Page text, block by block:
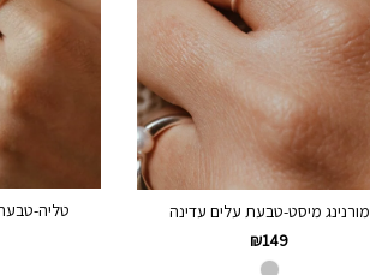
מורנינג מיסט-טבעת עלים עדינה
₪149
טליה-